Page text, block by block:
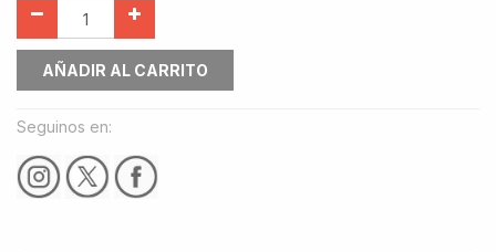
AÑADIR AL CARRITO
Seguinos en: